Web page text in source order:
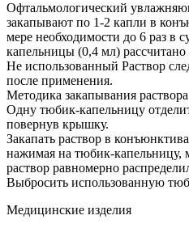
Офтальмологический
закапывают по 1-2 капли в
мере необходимости до 6 раз в
капельницы (0,4 мл)
Не использованный Раствор
после применения.
Методика закапывания раствора
Одну тюбик-капельницу
повернув крышку.
Закапать раствор в
нажимая на тюбик-капельницу,
раствор равномерно
Выбросить использованную
Медицинские изделия